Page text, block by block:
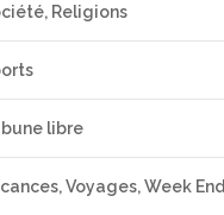
Religions
libre
Voyages, Week End